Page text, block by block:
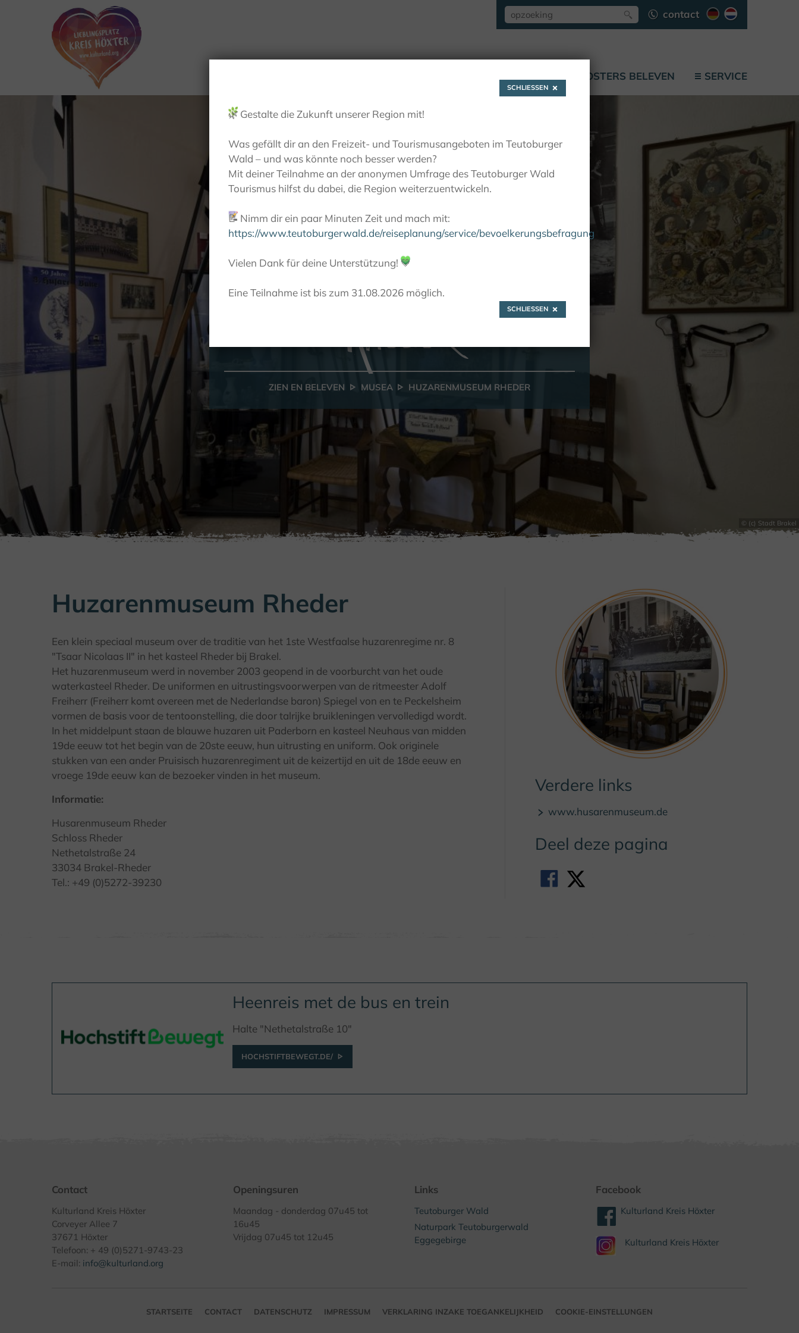
contact
KLOOSTERS BELEVEN SERVICE
Huzarenmuseum
Rheder
ZIEN EN BELEVEN MUSEA HUZARENMUSEUM RHEDER
© (c) Stadt Brakel
Huzarenmuseum Rheder
Een klein speciaal museum over de traditie van het 1ste Westfaalse huzarenregime nr. 8
"Tsaar Nicolaas II" in het kasteel Rheder bij Brakel.
Het huzarenmuseum werd in november 2003 geopend in de voorburcht van het oude
waterkasteel Rheder. De uniformen en uitrustingsvoorwerpen van de ritmeester Adolf
Freiherr (Freiherr komt overeen met de Nederlandse baron) Spiegel von en te Peckelsheim
vormen de basis voor de tentoonstelling, die door talrijke bruikleningen vervolledigd wordt.
In het middelpunt staan de blauwe huzaren uit Paderborn en kasteel Neuhaus van midden
19de eeuw tot het begin van de 20ste eeuw, hun uitrusting en uniform. Ook originele
stukken van een ander Pruisisch huzarenregiment uit de keizertijd en uit de 18de eeuw en
vroege 19de eeuw kan de bezoeker vinden in het museum.
Informatie:
Husarenmuseum Rheder
Schloss Rheder
Nethetalstraße 24
33034 Brakel-Rheder
Tel.: +49 (0)5272-39230
Verdere links
www.husarenmuseum.de
Deel deze pagina
Heenreis met de bus en trein
Halte "Nethetalstraße 10"
HOCHSTIFTBEWEGT.DE/
Contact
Kulturland Kreis Höxter
Corveyer Allee 7
37671 Höxter
Telefoon: + 49 (0)5271-9743-23
E-mail: info@kulturland.org
Openingsuren
Maandag - donderdag 07u45 tot
16u45
Vrijdag 07u45 tot 12u45
Links
Teutoburger Wald
Naturpark Teutoburgerwald
Eggegebirge
Facebook
Kulturland Kreis Höxter
Kulturland Kreis Höxter
STARTSEITE CONTACT DATENSCHUTZ IMPRESSUM VERKLARING INZAKE TOEGANKELIJKHEID COOKIE-EINSTELLUNGEN
SCHLIESSEN
🌿 Gestalte die Zukunft unserer Region mit!
Was gefällt dir an den Freizeit- und Tourismusangeboten im Teutoburger
Wald – und was könnte noch besser werden?
Mit deiner Teilnahme an der anonymen Umfrage des Teutoburger Wald
Tourismus hilfst du dabei, die Region weiterzuentwickeln.
📝 Nimm dir ein paar Minuten Zeit und mach mit:
https://www.teutoburgerwald.de/reiseplanung/service/bevoelkerungsbefragung
Vielen Dank für deine Unterstützung! 💚
Eine Teilnahme ist bis zum 31.08.2026 möglich.
SCHLIESSEN